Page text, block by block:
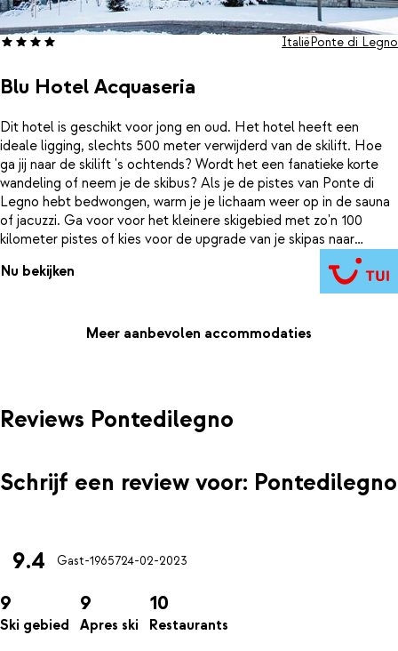
Blu Hotel Acquaseria
ItaliëPonte di Legno
Dit hotel is geschikt voor jong en oud. Het hotel heeft een
ideale ligging, slechts 500 meter verwijderd van de skilift. Hoe
ga jij naar de skilift 's ochtends? Wordt het een fanatieke korte
wandeling of neem je de skibus? Als je de pistes van Ponte di
Legno hebt bedwongen, warm je je lichaam weer op in de sauna
of jacuzzi. Ga voor voor het kleinere skigebied met zo'n 100
kilometer pistes of kies voor de upgrade van je skipas naar
Superskirama. Er zijn mogelijkheden voor iedereen. In het hotel
vermaken de kinderen zich bij de miniclub of in de speelkamer.
Elke hotelkamer is voorzien van een sfeervolle inrichting. Zoek
dorp, het is maar 600 meter lopen.
Nu bekijken
Meer aanbevolen accommodaties
Reviews Pontedilegno
Schrijf een review voor: Pontedilegno
9.4 Gast-1965724-02-2023
9
Ski gebied
9
Apres ski
10
Restaurants